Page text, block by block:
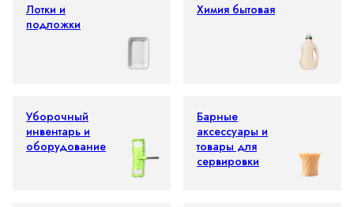
Лотки и
подложки
Химия бытовая
Уборочный
инвентарь и
оборудование
Барные
аксессуары и
товары для
сервировки